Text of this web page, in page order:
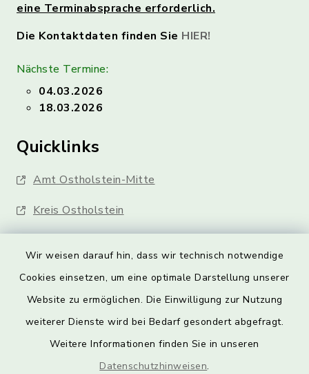
Wir weisen darauf hin, dass wir technisch notwendige
Cookies einsetzen, um eine optimale Darstellung unserer
Website zu ermöglichen. Die Einwilligung zur Nutzung
weiterer Dienste wird bei Bedarf gesondert abgefragt.
Weitere Informationen finden Sie in unseren
Datenschutzhinweisen.
eine Terminabsprache erforderlich.
Die Kontaktdaten finden Sie HIER!
Nächste Termine:
04.03.2026
18.03.2026
Quicklinks
Amt Ostholstein-Mitte
Kreis Ostholstein
Barrierefreiheit